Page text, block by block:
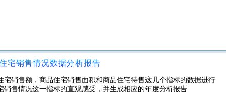
宅销售情况数据分析报告
宅销售额，商品住宅销售面积和商品住宅待售这几个指标的数据进行
售情况这一指标的直观感受，并生成相应的年度分析报告